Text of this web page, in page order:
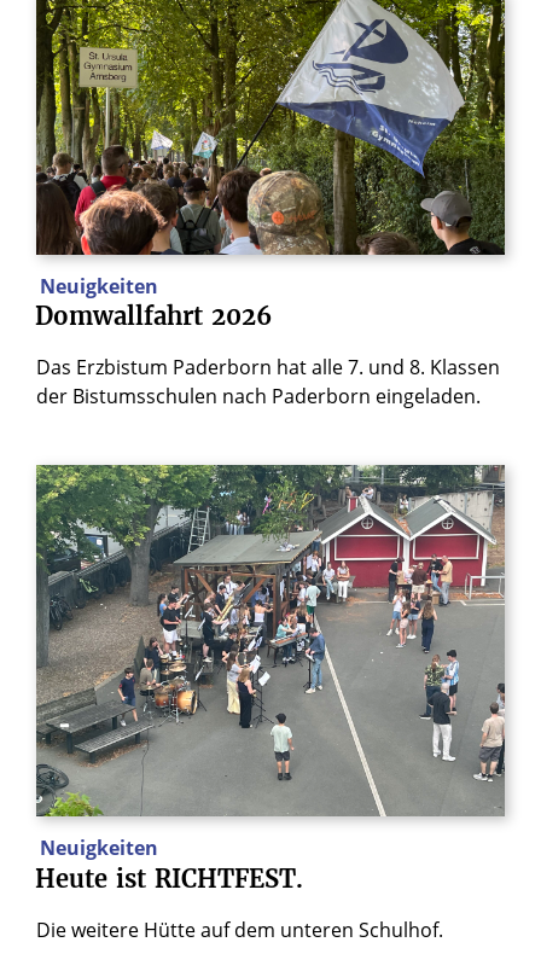
Neuigkeiten
Domwallfahrt 2026
Das Erzbistum Paderborn hat alle 7. und 8. Klassen
der Bistumsschulen nach Paderborn eingeladen.
Neuigkeiten
Heute ist RICHTFEST.
Die weitere Hütte auf dem unteren Schulhof.